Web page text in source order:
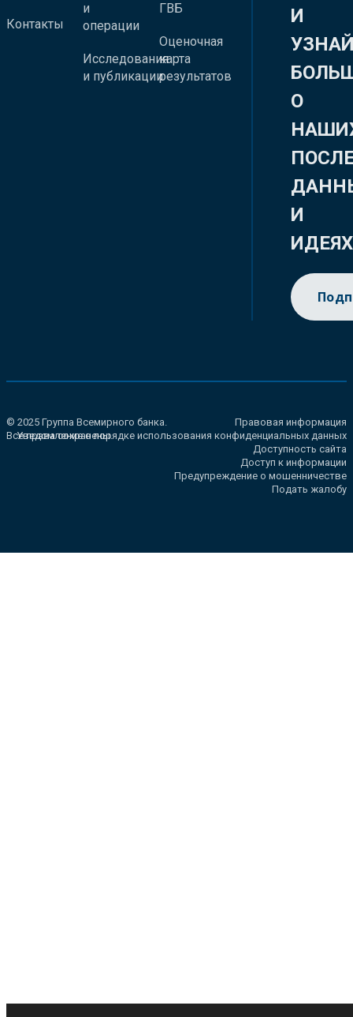
Контакты
и
операции
Исследования
и публикации
ГВБ
Оценочная
карта
результатов
И
О
И
ИДЕЯХ
© 2025 Группа Всемирного банка.
Все права сохранены.
Правовая информация
Уведомление о порядке использования конфиденциальных данных
Доступность сайта
Доступ к информации
Предупреждение о мошенничестве
Подать жалобу